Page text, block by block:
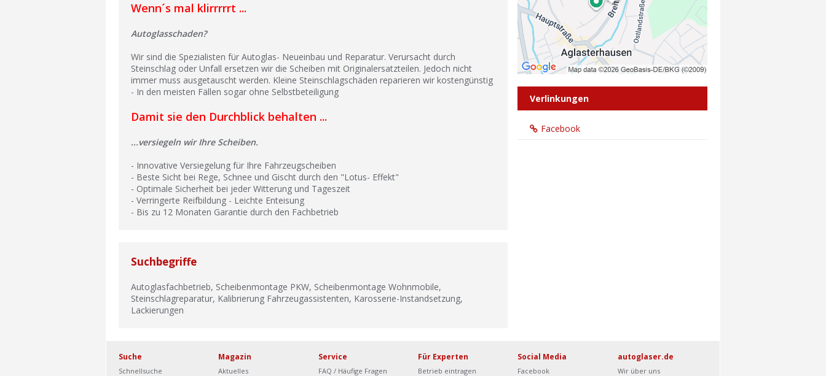
Wenn´s mal klirrrrrt ...
Autoglasschaden?
Wir sind die Spezialisten für Autoglas- Neueinbau und Reparatur. Verursacht durch
Steinschlag oder Unfall ersetzen wir die Scheiben mit Originalersatzteilen. Jedoch nicht
immer muss ausgetauscht werden. Kleine Steinschlagschäden reparieren wir kostengünstig
- In den meisten Fällen sogar ohne Selbstbeteiligung
Damit sie den Durchblick behalten ...
...versiegeln wir Ihre Scheiben.
- Innovative Versiegelung für Ihre Fahrzeugscheiben
- Beste Sicht bei Rege, Schnee und Gischt durch den "Lotus- Effekt"
- Optimale Sicherheit bei jeder Witterung und Tageszeit
- Verringerte Reifbildung - Leichte Enteisung
- Bis zu 12 Monaten Garantie durch den Fachbetrieb
Suchbegriffe
Autoglasfachbetrieb, Scheibenmontage PKW, Scheibenmontage Wohnmobile,
Steinschlagreparatur, Kalibrierung Fahrzeugassistenten, Karosserie-Instandsetzung,
Lackierungen
Verlinkungen
Facebook
Suche
Schnellsuche
Magazin
Aktuelles
Service
FAQ / Häufige Fragen
Für Experten
Betrieb eintragen
Social Media
Facebook
autoglaser.de
Wir über uns